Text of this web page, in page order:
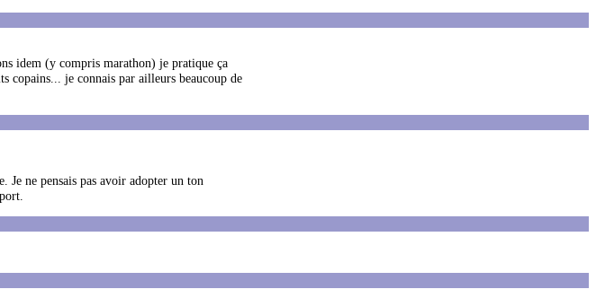
idem (y compris marathon) je pratique ça
copains... je connais par ailleurs beaucoup de
Je ne pensais pas avoir adopter un ton